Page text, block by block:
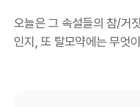
오늘은 그 속설들의 참/거
인지, 또 탈모약에는 무엇